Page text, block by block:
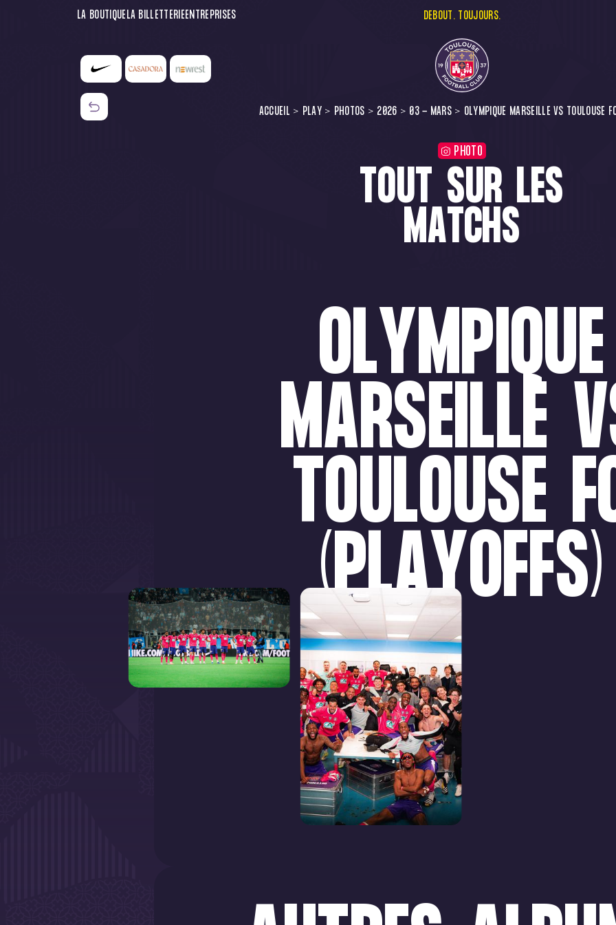
LA BOUTIQUELA BILLETTERIEENTREPRISES DEBOUT. TOUJOURS.
ACCUEIL PLAY PHOTOS 2026 03 - MARS OLYMPIQUE MARSEILLE VS TOULOUSE
PHOTO
TOUT SUR LES
MATCHS
OLYMPIQUE
MARSEILLE
TOULOUSE
(PLAYOFFS)